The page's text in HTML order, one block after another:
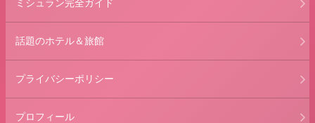
ミシュラン完全ガイド
話題のホテル＆旅館
プライバシーポリシー
プロフィール